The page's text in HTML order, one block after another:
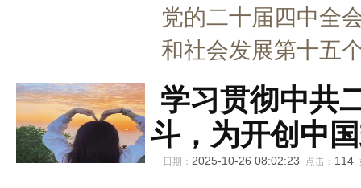
党的二十届四中全
和社会发展第十五
学习贯彻中共
斗，为开创中
日期： 2025-10-26 08:02:23 点击： 114